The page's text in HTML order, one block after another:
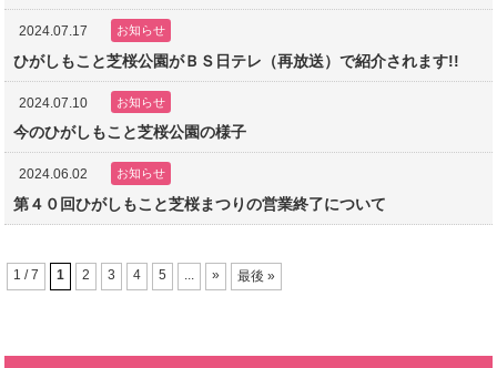
2024.07.17 お知らせ
ひがしもこと芝桜公園がＢＳ日テレ（再放送）で紹介されます!!
2024.07.10 お知らせ
今のひがしもこと芝桜公園の様子
2024.06.02 お知らせ
第４０回ひがしもこと芝桜まつりの営業終了について
1 / 7 1 2 3 4 5 ... » 最後 »